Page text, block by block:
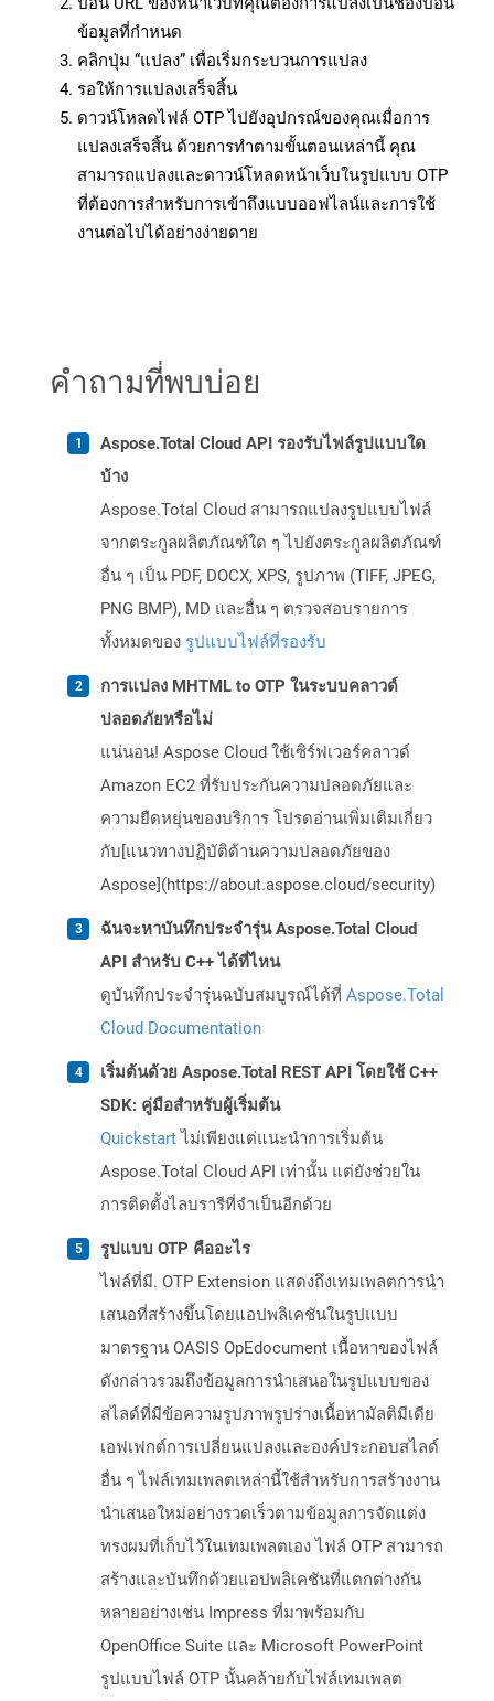
ข้อมูลที่กำหนด
คลิกปุ่ม “แปลง” เพื่อเริ่มกระบวนการแปลง
รอให้การแปลงเสร็จสิ้น
ดาวน์โหลดไฟล์ OTP ไปยังอุปกรณ์ของคุณเมื่อการ
แปลงเสร็จสิ้น ด้วยการทำตามขั้นตอนเหล่านี้ คุณ
สามารถแปลงและดาวน์โหลดหน้าเว็บในรูปแบบ OTP
ที่ต้องการสำหรับการเข้าถึงแบบออฟไลน์และการใช้
งานต่อไปได้อย่างง่ายดาย
คำถามที่พบบ่อย
Aspose.Total Cloud API รองรับไฟล์รูปแบบใด
บ้าง
Aspose.Total Cloud สามารถแปลงรูปแบบไฟล์
จากตระกูลผลิตภัณฑ์ใด ๆ ไปยังตระกูลผลิตภัณฑ์
อื่น ๆ เป็น PDF, DOCX, XPS, รูปภาพ (TIFF, JPEG,
PNG BMP), MD และอื่น ๆ ตรวจสอบรายการ
ทั้งหมดของ รูปแบบไฟล์ที่รองรับ
การแปลง MHTML to OTP ในระบบคลาวด์
ปลอดภัยหรือไม่
แน่นอน! Aspose Cloud ใช้เซิร์ฟเวอร์คลาวด์
Amazon EC2 ที่รับประกันความปลอดภัยและ
ความยืดหยุ่นของบริการ โปรดอ่านเพิ่มเติมเกี่ยว
กับ[แนวทางปฏิบัติด้านความปลอดภัยของ
Aspose](https://about.aspose.cloud/security)
ฉันจะหาบันทึกประจำรุ่น Aspose.Total Cloud
API สำหรับ C++ ได้ที่ไหน
ดูบันทึกประจำรุ่นฉบับสมบูรณ์ได้ที่ Aspose.Total
Cloud Documentation
เริ่มต้นด้วย Aspose.Total REST API โดยใช้ C++
SDK: คู่มือสำหรับผู้เริ่มต้น
Quickstartไม่เพียงแต่แนะนำการเริ่มต้น
Aspose.Total Cloud API เท่านั้น แต่ยังช่วยใน
การติดตั้งไลบรารีที่จำเป็นอีกด้วย
รูปแบบ OTP คืออะไร
ไฟล์ที่มี. OTP Extension แสดงถึงเทมเพลตการนำ
เสนอที่สร้างขึ้นโดยแอปพลิเคชันในรูปแบบ
มาตรฐาน OASIS OpEdocument เนื้อหาของไฟล์
ดังกล่าวรวมถึงข้อมูลการนำเสนอในรูปแบบของ
สไลด์ที่มีข้อความรูปภาพรูปร่างเนื้อหามัลติมีเดีย
เอฟเฟกต์การเปลี่ยนแปลงและองค์ประกอบสไลด์
อื่น ๆ ไฟล์เทมเพลตเหล่านี้ใช้สำหรับการสร้างงาน
นำเสนอใหม่อย่างรวดเร็วตามข้อมูลการจัดแต่ง
ทรงผมที่เก็บไว้ในเทมเพลตเอง ไฟล์ OTP สามารถ
สร้างและบันทึกด้วยแอปพลิเคชันที่แตกต่างกัน
หลายอย่างเช่น Impress ที่มาพร้อมกับ
OpenOffice Suite และ Microsoft PowerPoint
รูปแบบไฟล์ OTP นั้นคล้ายกับไฟล์เทมเพลต